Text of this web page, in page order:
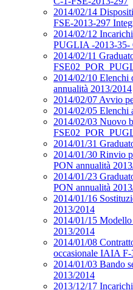
2014/02/14
FSE-2013-297
2014/02/12
PUGLIA -2013-
2014/02/11
2014/02/10 Elenchi
annualità 2013/2014
2014/02/07 Avvio
2014/02/05
2014/02/03 Nuovo
2014/01/31
2014/01/30 Rinvio
PON annualità
2014/01/23
PON annualità
2014/01/16
2013/2014
2014/01/15
2013/2014
2014/01/08
occasionale IAIA
2014/01/03 Bando
2013/2014
2013/12/17